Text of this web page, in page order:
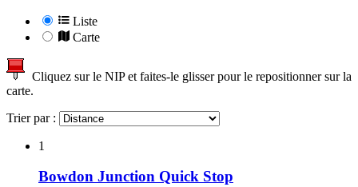
Liste
Carte
Cliquez sur le NIP et faites-le glisser pour le repositionner sur la
carte.
Trier par :
1
Bowdon Junction Quick Stop